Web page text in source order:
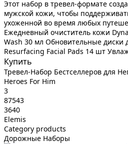
Этот набор в тревел-формате
мужской кожи, чтобы
ухоженной во время любых
Ежедневный очиститель кожи
Wash 30 мл Обновительные диски
Resurfacing Facial Pads 14 шт
Купить
Тревел-Набор Бестселлеров для
Heroes For Him
3
87543
3640
Elemis
Category products
Дорожные Наборы